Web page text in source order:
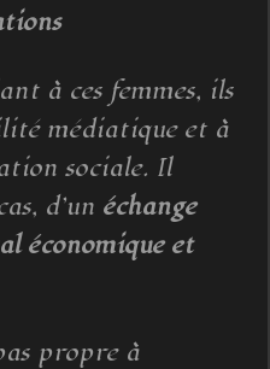
à ces femmes, ils
médiatique et à
sociale. Il
d’un échange
économique et
propre à